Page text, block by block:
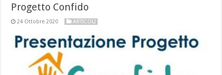
Progetto Confido
24 Ottobre 2020 ARTICOLI